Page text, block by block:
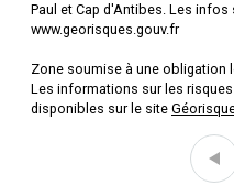
Paul et Cap d'Antibes. Les
www.georisques.gouv.fr
Zone soumise à une obligation
Les informations sur les
disponibles sur le site